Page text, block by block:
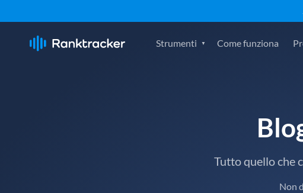
Strumenti Come funziona
Tutto quello che
Non